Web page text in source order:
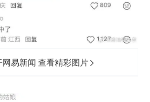
网易新闻 查看精彩图片